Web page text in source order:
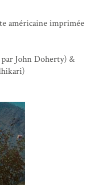
américaine imprimée
John Doherty) &